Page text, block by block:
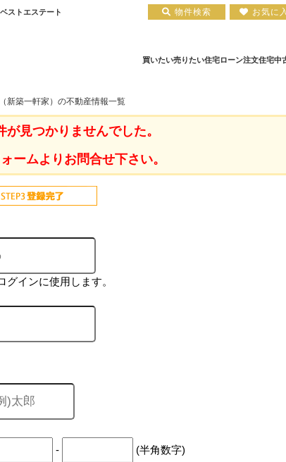
ストエステート
買いたい
ア 新築一戸建て 中古一戸建て
売りたい住宅ローン
住宅ローン裏話 住宅ローンコラム
注文住宅
注文住宅について
中
お知らせ お客様の声
新築一軒家）の不動産情報一覧
見つかりませんでした。
ームよりお問合せ下さい。
インに使用します。
- (半角数字)
物件検索 お気に